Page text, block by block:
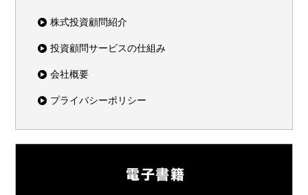
株式投資顧問紹介
投資顧問サービスの仕組み
会社概要
プライバシーポリシー